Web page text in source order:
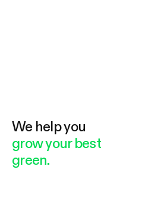
We help you
grow your best
green.